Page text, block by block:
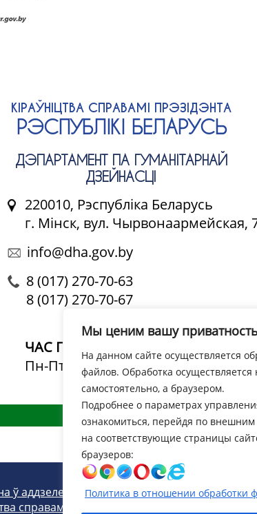
Мы ценим вашу
На данном сайте осуществляется
файлов. Обработка осуществляется
самостоятельно, а браузером.
Подробнее о параметрах
ознакомиться, перейдя по
на соответствующие страницы
браузеров:
Политика в отношении обработки
КІРАЎНІЦТВА СПРАВАМІ ПРЭЗІДЭНТА
РЭСПУБЛІКІ БЕЛАРУСЬ
ДЭПАРТАМЕНТ ПА ГУМАНІТАРНАЙ
ДЗЕЙНАСЦІ
220010, Рэспубліка Беларусь
г. Мінск, вул. Чырвонаармейская,
info@dha.gov.by
8 (017) 270-70-63
8 (017) 270-70-67
ЧАС ПРАЦЫ:
Пн-Пт: 09.00-13.00
14.00-18.00
Усе кантакты
ў аддзеле web-праектавання і дызайну
справамі Прэзідэнта Рэспублікі Беларусь